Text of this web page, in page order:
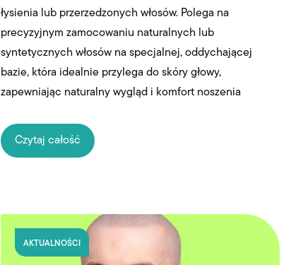
łysienia lub przerzedzonych włosów. Polega na
precyzyjnym zamocowaniu naturalnych lub
syntetycznych włosów na specjalnej, oddychającej
bazie, która idealnie przylega do skóry głowy,
zapewniając naturalny wygląd i komfort noszenia
Czytaj całość
AKTUALNOŚCI